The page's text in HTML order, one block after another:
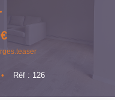
?
• Réf : 126